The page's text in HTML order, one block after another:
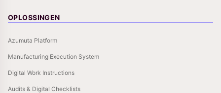
OPLOSSINGEN
Azumuta Platform
Manufacturing Execution System
Digital Work Instructions
Audits & Digital Checklists